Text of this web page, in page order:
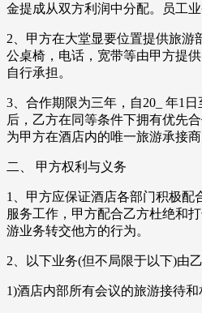
金提成从双方利润中分配。员工业
2、甲方在大堂显要位置提供旅游
公桌椅，电话，宽带等由甲方提
自行承担。
3、合作期限为三年，自20_ 年1
后，乙方在同等条件下拥有优先
为甲方在酒店内的唯一旅游承接商
二、 甲方权利与义务
1、甲方应保证酒店各部门积极配
服务工作，甲方配合乙方杜绝和
游业务转交他方的行为。
2、以下业务(但不局限于以下)由
1)酒店内部所有会议的旅游接待